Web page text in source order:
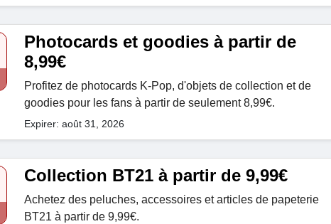
Photocards et goodies à partir de
8,99€
Profitez de photocards K-Pop, d'objets de collection et de
goodies pour les fans à partir de seulement 8,99€.
Expirer: août 31, 2026
Collection BT21 à partir de 9,99€
Achetez des peluches, accessoires et articles de papeterie
BT21 à partir de 9,99€.